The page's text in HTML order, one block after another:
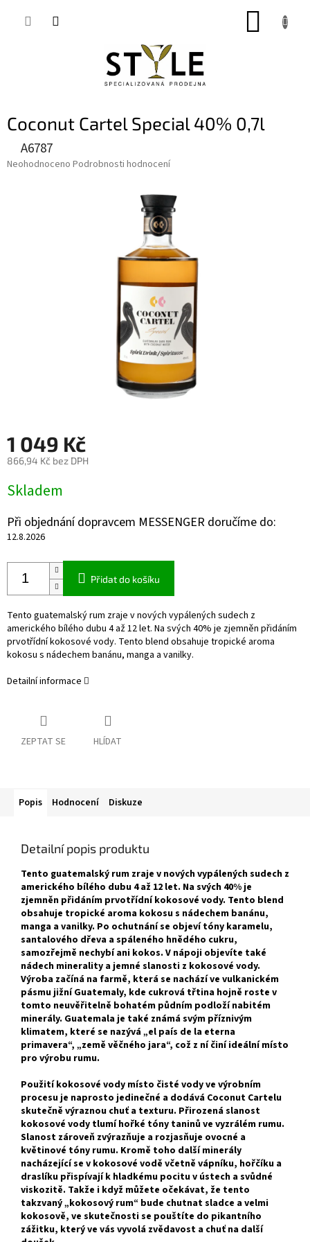
Coconut Cartel Special 40% 0,7l
A6787
Průměrné
Neohodnoceno Podrobnosti hodnocení
1 049 Kč
866,94 Kč bez DPH
cena:
Skladem
Při objednání dopravcem MESSENGER doručíme do:
12.8.2026
Přidat do košíku
Tento guatemalský rum zraje v nových vypálených sudech z
amerického bílého dubu 4 až 12 let. Na svých 40% je zjemněn přidáním
prvotřídní kokosové vody. Tento blend obsahuje tropické aroma
kokosu s nádechem banánu, manga a vanilky.
Detailní informace
ZEPTAT SE HLÍDAT
Popis Hodnocení Diskuze
Detailní popis produktu
Tento guatemalský rum zraje v nových vypálených sudech z
amerického bílého dubu 4 až 12 let. Na svých 40% je
zjemněn přidáním prvotřídní kokosové vody. Tento blend
obsahuje tropické aroma kokosu s nádechem banánu,
manga a vanilky. Po ochutnání se objeví tóny karamelu,
santalového dřeva a spáleného hnědého cukru,
samozřejmě nechybí ani kokos. V nápoji objevíte také
nádech minerality a jemné slanosti z kokosové vody.
Výroba začíná na farmě, která se nachází ve vulkanickém
pásmu jižní Guatemaly, kde cukrová třtina hojně roste v
tomto neuvěřitelně bohatém půdním podloží nabitém
minerály. Guatemala je také známá svým příznivým
klimatem, které se nazývá „el país de la eterna
primavera“, „země věčného jara“, což z ní činí ideální místo
pro výrobu rumu.
Použití kokosové vody místo čisté vody ve výrobním
procesu je naprosto jedinečné a dodává Coconut Cartelu
skutečně výraznou chuť a texturu. Přirozená slanost
kokosové vody tlumí hořké tóny taninů ve vyzrálém rumu.
Slanost zároveň zvýrazňuje a rozjasňuje ovocné a
květinové tóny rumu. Kromě toho další minerály
nacházející se v kokosové vodě včetně vápníku, hořčíku a
draslíku přispívají k hladkému pocitu v ústech a svůdné
viskozitě. Takže i když můžete očekávat, že tento
takzvaný „kokosový rum“ bude chutnat sladce a velmi
kokosově, ve skutečnosti se pouštíte do pikantního
zážitku, který ve vás vyvolá zvědavost a chuť na další